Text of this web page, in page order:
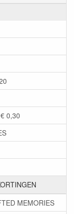
0,30
MEMORIES